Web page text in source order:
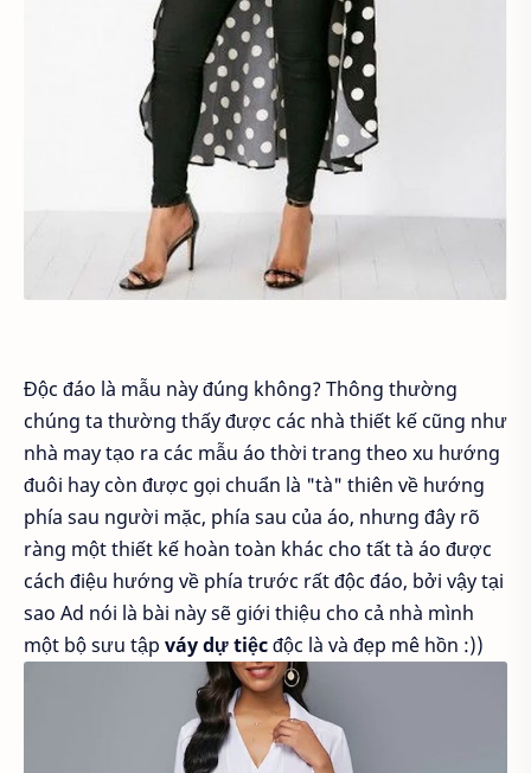
Độc đáo là mẫu này đúng không? Thông thường
chúng ta thường thấy được các nhà thiết kế cũng như
nhà may tạo ra các mẫu áo thời trang theo xu hướng
đuôi hay còn được gọi chuẩn là "tà" thiên về hướng
phía sau người mặc, phía sau của áo, nhưng đây rõ
ràng một thiết kế hoàn toàn khác cho tất tà áo được
cách điệu hướng về phía trước rất độc đáo, bởi vậy tại
sao Ad nói là bài này sẽ giới thiệu cho cả nhà mình
một bộ sưu tập váy dự tiệcđộc là và đẹp mê hồn :))